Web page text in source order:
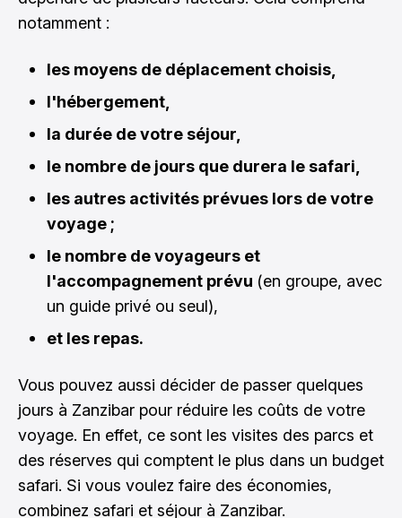
notamment :
les moyens de déplacement choisis,
l'hébergement,
la durée de votre séjour,
le nombre de jours que durera le safari,
les autres activités prévues lors de votre
voyage ;
le nombre de voyageurs et
l'accompagnement prévu (en groupe, avec
un guide privé ou seul),
et les repas.
Vous pouvez aussi décider de passer quelques
jours à Zanzibar pour réduire les coûts de votre
voyage. En effet, ce sont les visites des parcs et
des réserves qui comptent le plus dans un budget
safari. Si vous voulez faire des économies,
combinez safari et séjour à Zanzibar.